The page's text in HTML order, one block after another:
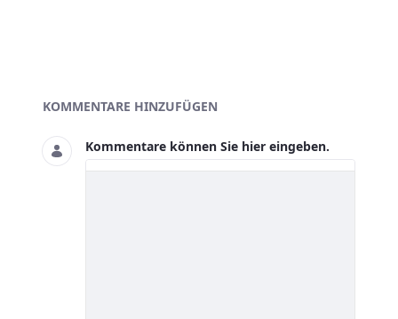
Blogs
KOMMENTARE HINZUFÜGEN
Kommentare können Sie hier eingeben.